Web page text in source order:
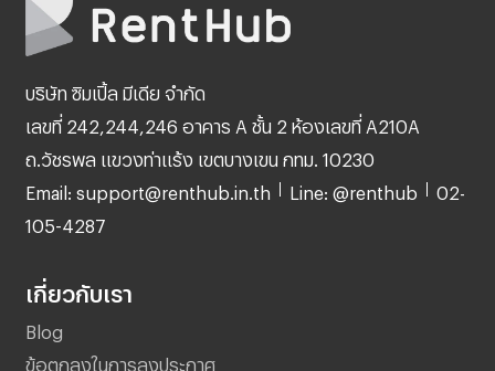
บริษัท ซิมเปิ้ล มีเดีย จำกัด
เลขที่ 242,244,246 อาคาร A ชั้น 2 ห้องเลขที่ A210A
ถ.วัชรพล แขวงท่าแร้ง เขตบางเขน กทม. 10230
Email: support@renthub.in.th Line: @renthub 02-
105-4287
เกี่ยวกับเรา
Blog
ข้อตกลงในการลงประกาศ